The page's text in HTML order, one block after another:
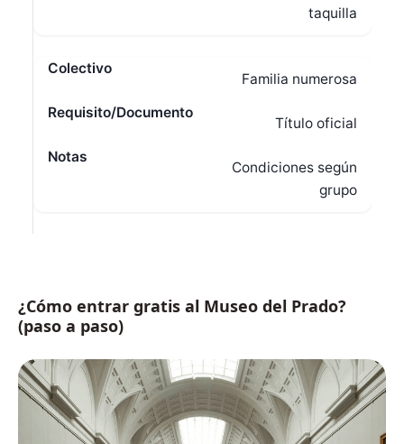
taquilla
Familia numerosa
Título oficial
Condiciones según
grupo
¿Cómo entrar gratis al Museo del Prado?
(paso a paso)